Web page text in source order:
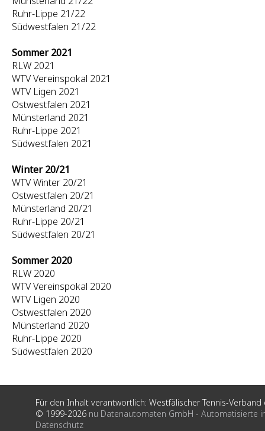
Ruhr-Lippe 21/22
Südwestfalen 21/22
Sommer 2021
RLW 2021
WTV Vereinspokal 2021
WTV Ligen 2021
Ostwestfalen 2021
Münsterland 2021
Ruhr-Lippe 2021
Südwestfalen 2021
Winter 20/21
WTV Winter 20/21
Ostwestfalen 20/21
Münsterland 20/21
Ruhr-Lippe 20/21
Südwestfalen 20/21
Sommer 2020
RLW 2020
WTV Vereinspokal 2020
WTV Ligen 2020
Ostwestfalen 2020
Münsterland 2020
Ruhr-Lippe 2020
Südwestfalen 2020
Für den Inhalt verantwortlich: Westfälischer Tennis-Verband
© 1999-2026 nu Datenautomaten GmbH - Automatisierte
Datenschutz